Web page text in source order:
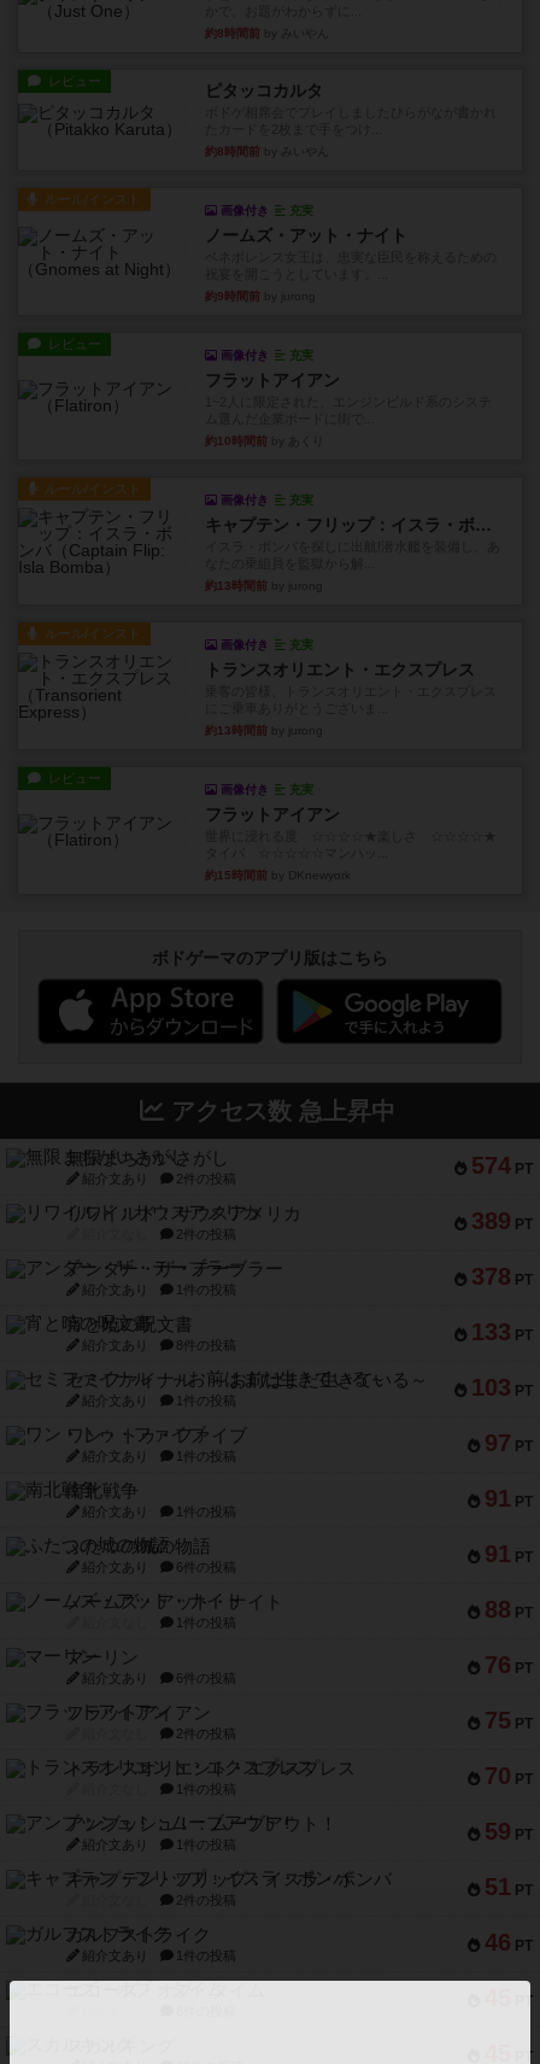
約8時間前 by みいやん
レビュー ピタッコカルタ
約8時間前 by みいやん
ルール/インスト
画像付き 充実
ノームズ・アット・ナイト
約9時間前 by jurong
レビュー
画像付き 充実
フラットアイアン
約10時間前 by あくり
ルール/インスト
画像付き 充実
キャプテン・フリップ：イスラ・ボンバ
約13時間前 by jurong
ルール/インスト
画像付き 充実
トランスオリエント・エクスプレス
約13時間前 by jurong
レビュー
画像付き 充実
フラットアイアン
約15時間前 by DKnewyork
ボドゲーマのアプリ版はこちら
アクセス数 急上昇中
574 PT
無限まちがいさがし
紹介文あり 2件の投稿
389 PT
リワイルド：サウスアメリカ
2件の投稿
378 PT
アンダー・ザ・テーブラー
紹介文あり 1件の投稿
133 PT
宵と暁の呪文書
紹介文あり 8件の投稿
103 PT
セミファイナル ～お前はまだ生きている～
紹介文あり 1件の投稿
97 PT
ワン・トゥ・ファイブ
紹介文あり 1件の投稿
91 PT
南北戦争
紹介文あり 1件の投稿
91 PT
ふたつの城の物語
紹介文あり 6件の投稿
88 PT
ノームズ・アット・ナイト
1件の投稿
76 PT
マーリン
紹介文あり 6件の投稿
75 PT
フラットアイアン
2件の投稿
70 PT
トランスオリエント・エクスプレス
1件の投稿
59 PT
アンブッシュ！：ムーブアウト！
紹介文あり 1件の投稿
51 PT
キャプテン・フリップ：イスラ・ボンバ
2件の投稿
46 PT
ガルフストライク
紹介文あり 1件の投稿
PT
PT